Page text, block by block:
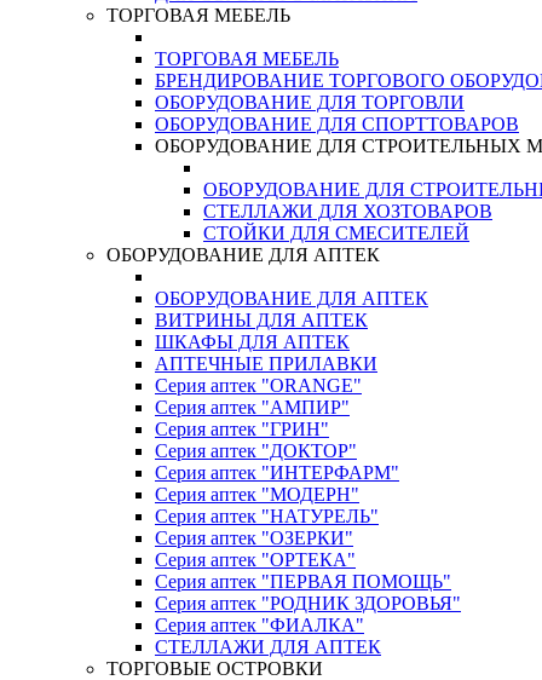
ТОРГОВАЯ МЕБЕЛЬ
ТОРГОВАЯ МЕБЕЛЬ
БРЕНДИРОВАНИЕ ТОРГОВОГО
ОБОРУДОВАНИЕ ДЛЯ ТОРГОВЛИ
ОБОРУДОВАНИЕ ДЛЯ СПОРТТОВАРОВ
ОБОРУДОВАНИЕ ДЛЯ СТРОИТЕЛЬНЫХ
ОБОРУДОВАНИЕ ДЛЯ
СТЕЛЛАЖИ ДЛЯ ХОЗТОВАРОВ
СТОЙКИ ДЛЯ СМЕСИТЕЛЕЙ
ОБОРУДОВАНИЕ ДЛЯ АПТЕК
ОБОРУДОВАНИЕ ДЛЯ АПТЕК
ВИТРИНЫ ДЛЯ АПТЕК
ШКАФЫ ДЛЯ АПТЕК
АПТЕЧНЫЕ ПРИЛАВКИ
Серия аптек "ORANGE"
Серия аптек "АМПИР"
Серия аптек "ГРИН"
Серия аптек "ДОКТОР"
Серия аптек "ИНТЕРФАРМ"
Серия аптек "МОДЕРН"
Серия аптек "НАТУРЕЛЬ"
Серия аптек "ОЗЕРКИ"
Серия аптек "ОРТЕКА"
Серия аптек "ПЕРВАЯ ПОМОЩЬ"
Серия аптек "РОДНИК ЗДОРОВЬЯ"
Серия аптек "ФИАЛКА"
СТЕЛЛАЖИ ДЛЯ АПТЕК
ТОРГОВЫЕ ОСТРОВКИ